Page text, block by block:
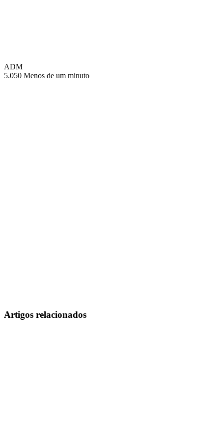
ADM
5.050 Menos de um minuto
Artigos relacionados